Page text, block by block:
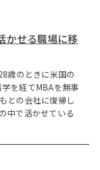
かせる職場に移
歳のときに米国の
を経てMBAを無事
との会社に復帰し
中で活かせている